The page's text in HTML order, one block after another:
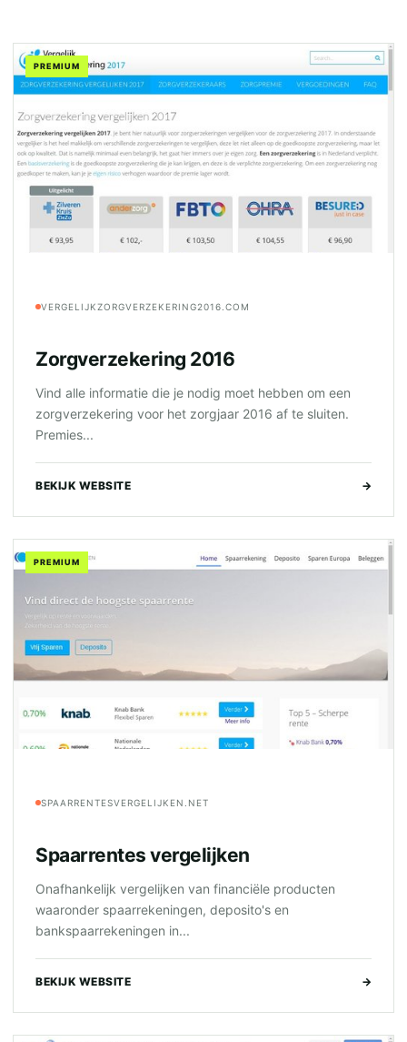
PREMIUM
VERGELIJKZORGVERZEKERING2016.COM
Zorgverzekering 2016
Vind alle informatie die je nodig moet hebben om een
zorgverzekering voor het zorgjaar 2016 af te sluiten.
Premies...
BEKIJK WEBSITE →
PREMIUM
SPAARRENTESVERGELIJKEN.NET
Spaarrentes vergelijken
Onafhankelijk vergelijken van financiële producten
waaronder spaarrekeningen, deposito's en
bankspaarrekeningen in...
BEKIJK WEBSITE →